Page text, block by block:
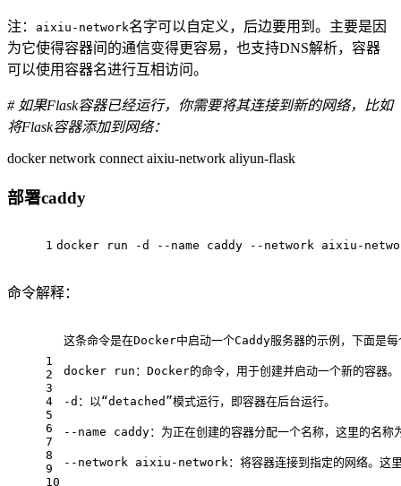
注： aixiu-network名字可以自定义，后边要用到。主要是因
为它使得容器间的通信变得更容易，也支持DNS解析，容器
可以使用容器名进行互相访问。
# 如果Flask容器已经运行，你需要将其连接到新的网络，比如
将Flask容器添加到网络：
docker network connect aixiu-network aliyun-flask
部署caddy
1 docker run -d --name caddy --network aixiu-
命令解释：
1
2
3
4
5
6
7
8
9
10
这条命令是在Docker中启动一个Caddy服务器的示例，下面是每
docker run：Docker的命令，用于创建并启动一个新的容器。
-d：以“detached”模式运行，即容器在后台运行。
--name caddy：为正在创建的容器分配一个名称，这里的名称
--network aixiu-network：将容器连接到指定的网络。这里